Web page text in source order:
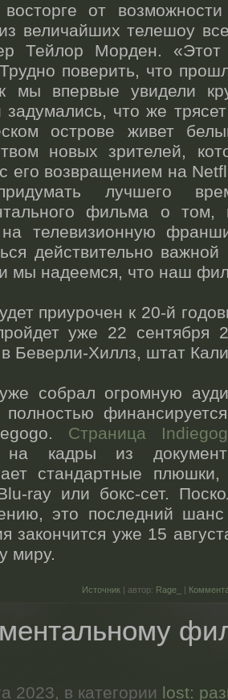
от возможности
величайших телешоу
Тейлор Морден.
поверить, что
мы впервые увидели
задумались, что же
острове живет
новых зрителей,
его возвращением на
лучшего
фильма о том,
на телевизионную
действительно
мы надеемся, что наш
приурочен к 20-й
уже 22 сентября
Беверли-Хиллз, штат
собрал огромную
полностью
Страница
на кадры из
стандартные
ray или бокс-сет.
это последний
закончится уже 15
миру.
Источник | автор: Rage_ |
2023, в категории lost: